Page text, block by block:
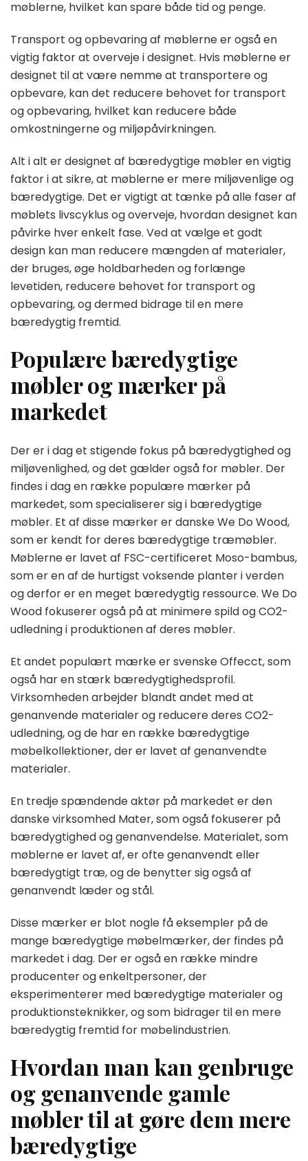
møblerne, hvilket kan spare både tid og penge.
Transport og opbevaring af møblerne er også en
vigtig faktor at overveje i designet. Hvis møblerne er
designet til at være nemme at transportere og
opbevare, kan det reducere behovet for transport
og opbevaring, hvilket kan reducere både
omkostningerne og miljøpåvirkningen.
Alt i alt er designet af bæredygtige møbler en vigtig
faktor i at sikre, at møblerne er mere miljøvenlige og
bæredygtige. Det er vigtigt at tænke på alle faser af
møblets livscyklus og overveje, hvordan designet kan
påvirke hver enkelt fase. Ved at vælge et godt
design kan man reducere mængden af materialer,
der bruges, øge holdbarheden og forlænge
levetiden, reducere behovet for transport og
opbevaring, og dermed bidrage til en mere
bæredygtig fremtid.
Populære bæredygtige
møbler og mærker på
markedet
Der er i dag et stigende fokus på bæredygtighed og
miljøvenlighed, og det gælder også for møbler. Der
findes i dag en række populære mærker på
markedet, som specialiserer sig i bæredygtige
møbler. Et af disse mærker er danske We Do Wood,
som er kendt for deres bæredygtige træmøbler.
Møblerne er lavet af FSC-certificeret Moso-bambus,
som er en af de hurtigst voksende planter i verden
og derfor er en meget bæredygtig ressource. We Do
Wood fokuserer også på at minimere spild og CO2-
udledning i produktionen af deres møbler.
Et andet populært mærke er svenske Offecct, som
også har en stærk bæredygtighedsprofil.
Virksomheden arbejder blandt andet med at
genanvende materialer og reducere deres CO2-
udledning, og de har en række bæredygtige
møbelkollektioner, der er lavet af genanvendte
materialer.
En tredje spændende aktør på markedet er den
danske virksomhed Mater, som også fokuserer på
bæredygtighed og genanvendelse. Materialet, som
møblerne er lavet af, er ofte genanvendt eller
bæredygtigt træ, og de benytter sig også af
genanvendt læder og stål.
Disse mærker er blot nogle få eksempler på de
mange bæredygtige møbelmærker, der findes på
markedet i dag. Der er også en række mindre
producenter og enkeltpersoner, der
eksperimenterer med bæredygtige materialer og
produktionsteknikker, og som bidrager til en mere
bæredygtig fremtid for møbelindustrien.
Hvordan man kan genbruge
og genanvende gamle
møbler til at gøre dem mere
bæredygtige